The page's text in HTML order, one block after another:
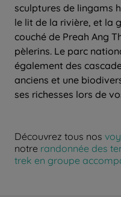
sculptures de lingams
le lit de la rivière, et la
couché de Preah Ang
pèlerins. Le parc
également des
anciens et une
ses richesses lors de
Découvrez tous nos
notre randonnée des
trek en groupe